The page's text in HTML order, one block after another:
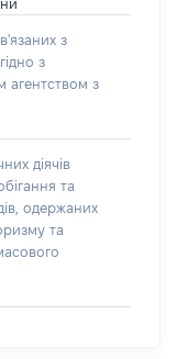
з
з
агентством з
діячів
та
одержаних
та